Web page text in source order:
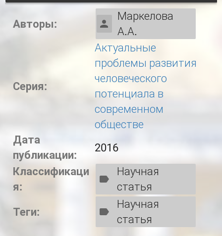
Авторы:
Маркелова
А.А.
Серия:
Актуальные
проблемы развития
человеческого
потенциала в
современном
обществе
Дата
публикации:
2016
Классификаци
я:
Научная
статья
Теги:
Научная
статья